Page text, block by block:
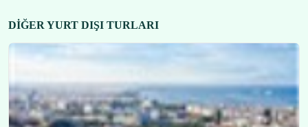
DIĞER YURT DIŞI TURLARI